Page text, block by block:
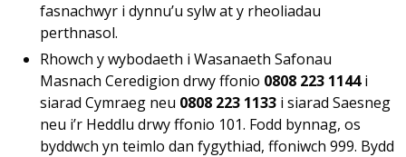
fasnachwyr i dynnu’u sylw at y rheoliadau
perthnasol.
Rhowch y wybodaeth i Wasanaeth Safonau
Masnach Ceredigion drwy ffonio 0808 223 1144i
siarad Cymraeg neu 0808 223 1133 i siarad Saesneg
neu i’r Heddlu drwy ffonio 101. Fodd bynnag, os
byddwch yn teimlo dan fygythiad, ffoniwch 999. Bydd